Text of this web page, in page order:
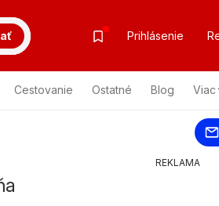
Prihlásenie
Cestovanie Ostatné Blog Viac
REKLAMA